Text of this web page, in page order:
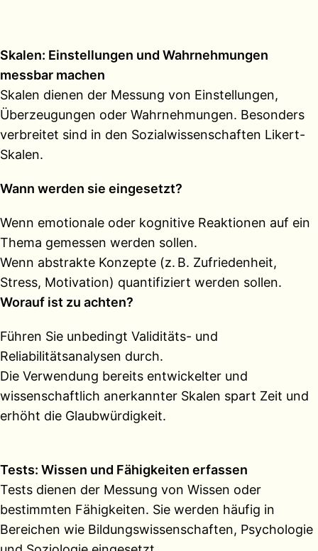
Skalen: Einstellungen und Wahrnehmungen
messbar machen
Skalen dienen der Messung von Einstellungen,
Überzeugungen oder Wahrnehmungen. Besonders
verbreitet sind in den Sozialwissenschaften Likert-
Skalen.
Wann werden sie eingesetzt?
Wenn emotionale oder kognitive Reaktionen auf ein
Thema gemessen werden sollen.
Wenn abstrakte Konzepte (z. B. Zufriedenheit,
Stress, Motivation) quantifiziert werden sollen.
Worauf ist zu achten?
Führen Sie unbedingt Validitäts- und
Reliabilitätsanalysen durch.
Die Verwendung bereits entwickelter und
wissenschaftlich anerkannter Skalen spart Zeit und
erhöht die Glaubwürdigkeit.
Tests: Wissen und Fähigkeiten erfassen
Tests dienen der Messung von Wissen oder
bestimmten Fähigkeiten. Sie werden häufig in
Bereichen wie Bildungswissenschaften, Psychologie